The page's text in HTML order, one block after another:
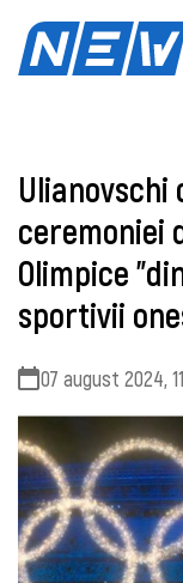
Ulianovschi
ceremoniei
Olimpice
sportivii
07 august 2024,